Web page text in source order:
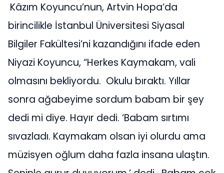
Kâzım Koyuncu’nun, Artvin Hopa’da
birincilikle İstanbul Üniversitesi Siyasal
Bilgiler Fakültesi’ni kazandığını ifade eden
Niyazi Koyuncu, “Herkes Kaymakam, vali
olmasını bekliyordu. Okulu bıraktı. Yıllar
sonra ağabeyime sordum babam bir şey
dedi mi diye. Hayır dedi. ‘Babam sırtımı
sıvazladı. Kaymakam olsan iyi olurdu ama
müzisyen oğlum daha fazla insana ulaştın.